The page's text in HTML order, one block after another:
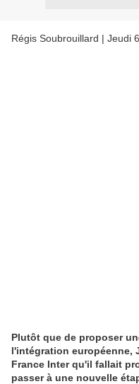
Régis Soubrouillard | Jeudi
Plutôt que de proposer
l'intégration européenne,
France Inter qu'il fallait
passer à une nouvelle